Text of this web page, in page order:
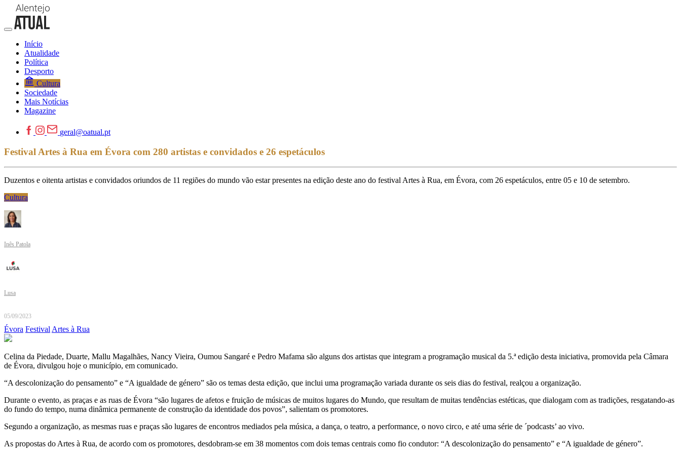
Início
Atualidade
Política
Desporto
Cultura
Sociedade
Mais Notícias
Magazine
geral@oatual.pt
Festival Artes à Rua em Évora com 280 artistas e convidados e 26 espetáculos
Duzentos e oitenta artistas e convidados oriundos de 11 regiões do mundo vão estar presentes na edição deste ano do festival Artes à Rua, em Évora, com 26 espetáculos, entre 05 e 10 de setembro.
Cultura
Inês Patola
Lusa
05/09/2023
Évora FestivalArtes à Rua
Celina da Piedade, Duarte, Mallu Magalhães, Nancy Vieira, Oumou Sangaré e Pedro Mafama são alguns dos artistas que integram a programação musical da 5.ª edição desta iniciativa, promovida pela Câmara
de Évora, divulgou hoje o município, em comunicado.
“A descolonização do pensamento” e “A igualdade de género” são os temas desta edição, que inclui uma programação variada durante os seis dias do festival, realçou a organização.
Durante o evento, as praças e as ruas de Évora “são lugares de afetos e fruição de músicas de muitos lugares do Mundo, que resultam de muitas tendências estéticas, que dialogam com as tradições, resgatando-as
do fundo do tempo, numa dinâmica permanente de construção da identidade dos povos”, salientam os promotores.
Segundo a organização, as mesmas ruas e praças são lugares de encontros mediados pela música, a dança, o teatro, a performance, o novo circo, e até uma série de ´podcasts’ ao vivo.
As propostas do Artes à Rua, de acordo com os promotores, desdobram-se em 38 momentos com dois temas centrais como fio condutor: “A descolonização do pensamento” e “A igualdade de género”.